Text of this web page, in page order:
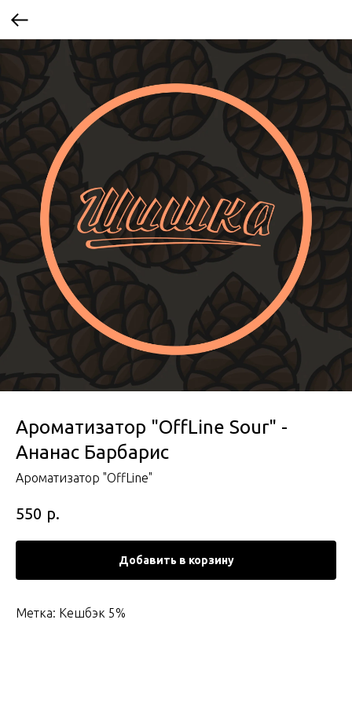
Ароматизатор "OffLine Sour" -
Ананас Барбарис
Ароматизатор "OffLine"
550 р.
Добавить в корзину
Метка: Кешбэк 5%